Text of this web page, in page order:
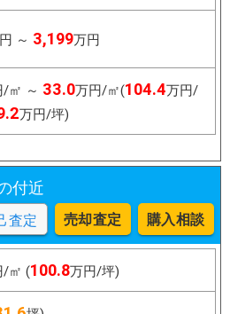
～ 3,199万円
㎡ ～ 33.0万円/㎡(104.4万円/
万円/坪)
付近
査定 売却査定 購入相談
/㎡ (100.8万円/坪)